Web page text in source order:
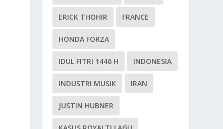
ERICK THOHIR FRANCE
HONDA FORZA
IDUL FITRI 1446 H INDONESIA
INDUSTRI MUSIK IRAN
JUSTIN HUBNER